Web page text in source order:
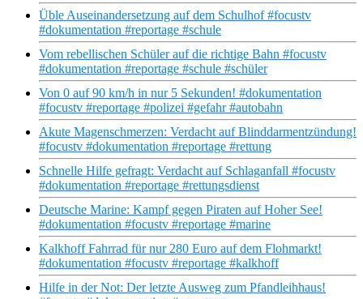
Üble Auseinandersetzung auf dem Schulhof #focustv
#dokumentation #reportage #schule
Vom rebellischen Schüler auf die richtige Bahn #focustv
#dokumentation #reportage #schule #schüler
Von 0 auf 90 km/h in nur 5 Sekunden! #dokumentation
#focustv #reportage #polizei #gefahr #autobahn
Akute Magenschmerzen: Verdacht auf Blinddarmentzündung!
#focustv #dokumentation #reportage #rettung
Schnelle Hilfe gefragt: Verdacht auf Schlaganfall #focustv
#dokumentation #reportage #rettungsdienst
Deutsche Marine: Kampf gegen Piraten auf Hoher See!
#dokumentation #focustv #reportage #marine
Kalkhoff Fahrrad für nur 280 Euro auf dem Flohmarkt!
#dokumentation #focustv #reportage #kalkhoff
Hilfe in der Not: Der letzte Ausweg zum Pfandleihhaus!